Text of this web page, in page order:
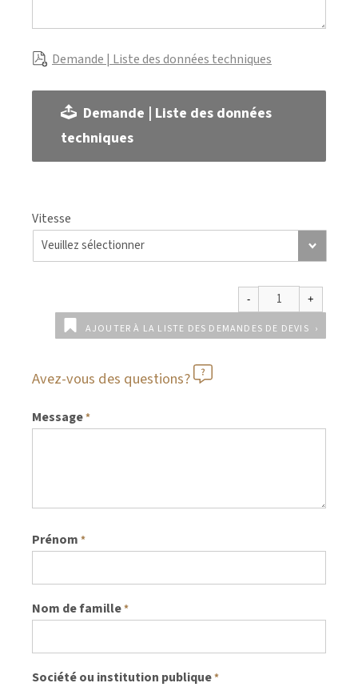
Demande | Liste des données techniques
Demande | Liste des données
techniques
Vitesse
AJOUTER À LA LISTE DES DEMANDES DE DEVIS
Avez-vous des questions?
Message*
Prénom *
Nom de famille*
Société ou institution publique*